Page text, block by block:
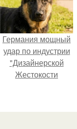
Германия мощный
удар по индустрии
"Дизайнерской
Жестокости